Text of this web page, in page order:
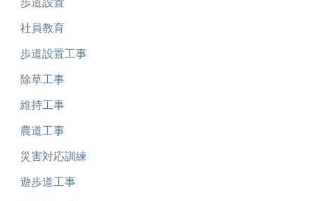
歩道設置
社員教育
歩道設置工事
除草工事
維持工事
農道工事
災害対応訓練
遊歩道工事